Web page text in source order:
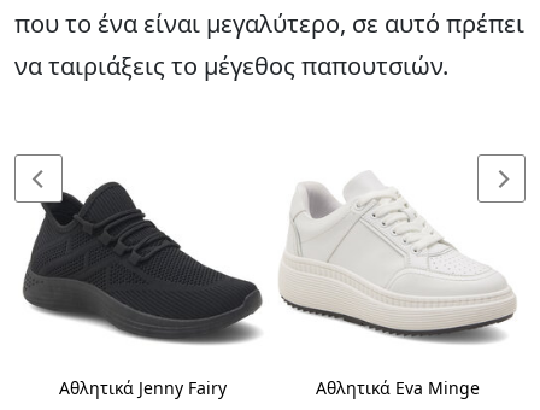
που το ένα είναι μεγαλύτερο, σε αυτό πρέπει
να ταιριάξεις το μέγεθος παπουτσιών.
Αθλητικά Jenny Fairy Αθλητικά Eva Minge